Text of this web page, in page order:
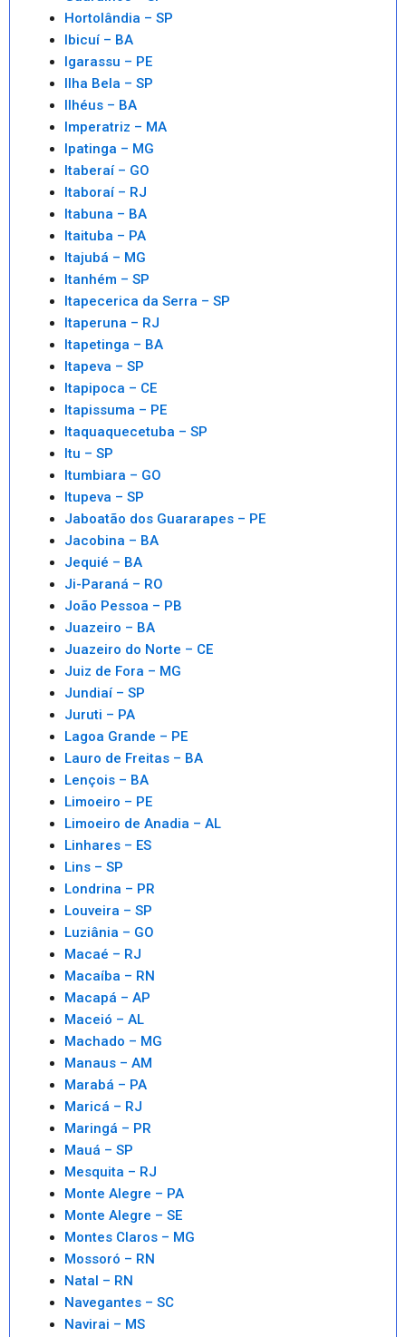
Hortolândia – SP
Ibicuí – BA
Igarassu – PE
Ilha Bela – SP
Ilhéus – BA
Imperatriz – MA
Ipatinga – MG
Itaberaí – GO
Itaboraí – RJ
Itabuna – BA
Itaituba – PA
Itajubá – MG
Itanhém – SP
Itapecerica da Serra – SP
Itaperuna – RJ
Itapetinga – BA
Itapeva – SP
Itapipoca – CE
Itapissuma – PE
Itaquaquecetuba – SP
Itu – SP
Itumbiara – GO
Itupeva – SP
Jaboatão dos Guararapes – PE
Jacobina – BA
Jequié – BA
Ji-Paraná – RO
João Pessoa – PB
Juazeiro – BA
Juazeiro do Norte – CE
Juiz de Fora – MG
Jundiaí – SP
Juruti – PA
Lagoa Grande – PE
Lauro de Freitas – BA
Lençois – BA
Limoeiro – PE
Limoeiro de Anadia – AL
Linhares – ES
Lins – SP
Londrina – PR
Louveira – SP
Luziânia – GO
Macaé – RJ
Macaíba – RN
Macapá – AP
Maceió – AL
Machado – MG
Manaus – AM
Marabá – PA
Maricá – RJ
Maringá – PR
Mauá – SP
Mesquita – RJ
Monte Alegre – PA
Monte Alegre – SE
Montes Claros – MG
Mossoró – RN
Natal – RN
Navegantes – SC
Navirai – MS